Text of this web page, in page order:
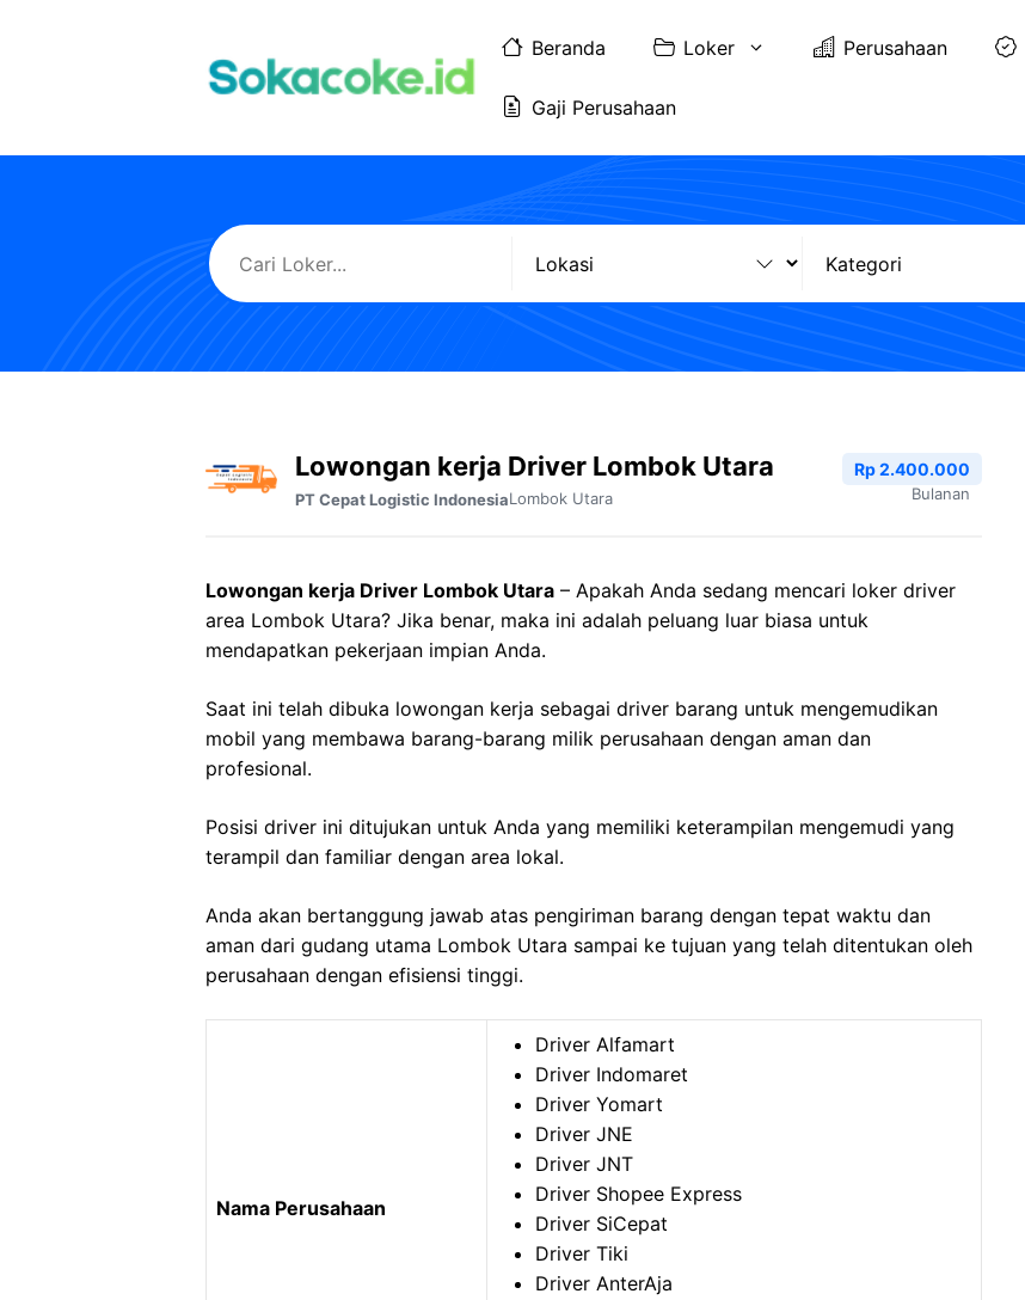
Beranda Loker Perusahaan
Gaji Perusahaan
Lowongan kerja Driver Lombok Utara
PT Cepat Logistic IndonesiaLombok Utara
Rp 2.400.000
Bulanan
Lowongan kerja Driver Lombok Utara – Apakah Anda sedang mencari loker driver
area Lombok Utara? Jika benar, maka ini adalah peluang luar biasa untuk
mendapatkan pekerjaan impian Anda.
Saat ini telah dibuka lowongan kerja sebagai driver barang untuk mengemudikan
mobil yang membawa barang-barang milik perusahaan dengan aman dan
profesional.
Posisi driver ini ditujukan untuk Anda yang memiliki keterampilan mengemudi yang
terampil dan familiar dengan area lokal.
Anda akan bertanggung jawab atas pengiriman barang dengan tepat waktu dan
aman dari gudang utama Lombok Utara sampai ke tujuan yang telah ditentukan oleh
perusahaan dengan efisiensi tinggi.
Nama Perusahaan
Driver Alfamart
Driver Indomaret
Driver Yomart
Driver JNE
Driver JNT
Driver Shopee Express
Driver SiCepat
Driver Tiki
Driver AnterAja